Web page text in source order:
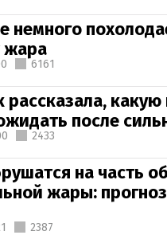
немного
жара
6161
рассказала, какую
после
2433
на часть
жары:
2387